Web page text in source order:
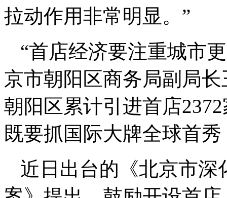
拉动作用非常明显。”
“首店经济要注重城市
京市朝阳区商务局副局
朝阳区累计引进首店
既要抓国际大牌全球首
近日出台的《北京市深